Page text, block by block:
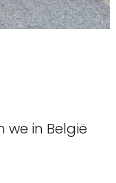
we in België